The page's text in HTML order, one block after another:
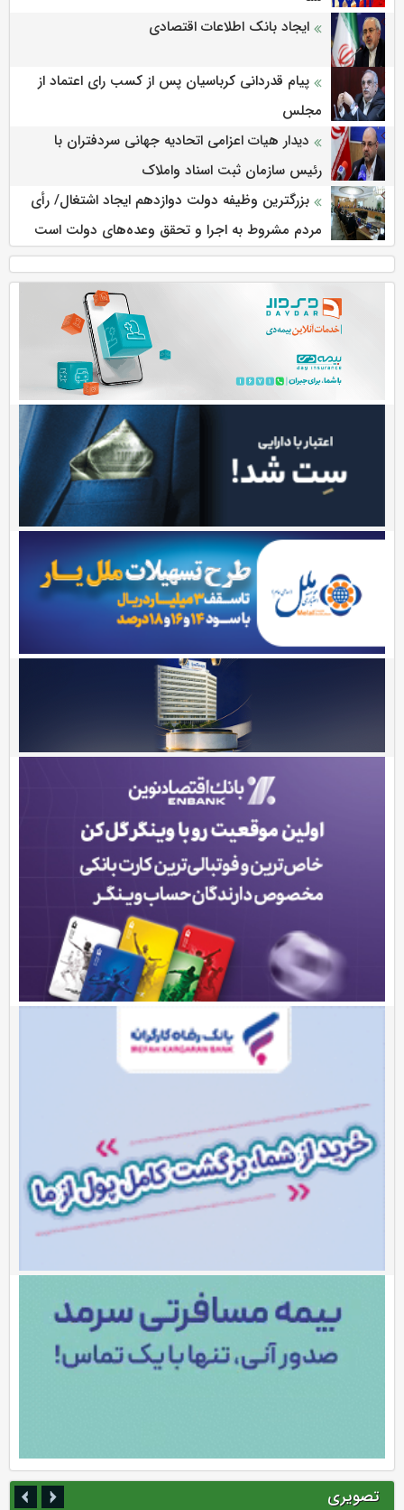
ایجاد بانک اطلاعات اقتصادی
پیام قدردانی کرباسیان پس از کسب رای اعتماد از
مجلس
دیدار هیات اعزامی اتحادیه جهانی سردفتران با
رئیس سازمان ثبت اسناد واملاک
بزرگترین وظیفه دولت دوازدهم ایجاد اشتغال/ رأی
مردم مشروط به اجرا و تحقق وعده‌های دولت است
تصویری